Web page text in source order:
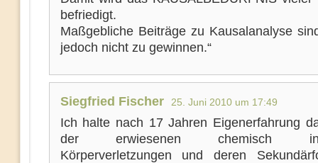
befriedigt.
Maßgebliche Beiträge zu Kausalanalyse
jedoch nicht zu gewinnen.“
Siegfried Fischer 25. Juni 2010 um 17:49
Ich halte nach 17 Jahren Eigenerfahrung
der erwiesenen chemisch
Körperverletzungen und deren